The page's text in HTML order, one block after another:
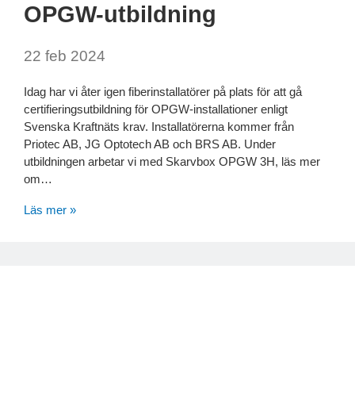
OPGW-utbildning
22 feb 2024
Idag har vi åter igen fiberinstallatörer på plats för att gå
certifieringsutbildning för OPGW-installationer enligt
Svenska Kraftnäts krav. Installatörerna kommer från
Priotec AB, JG Optotech AB och BRS AB. Under
utbildningen arbetar vi med Skarvbox OPGW 3H, läs mer
om…
Läs mer »